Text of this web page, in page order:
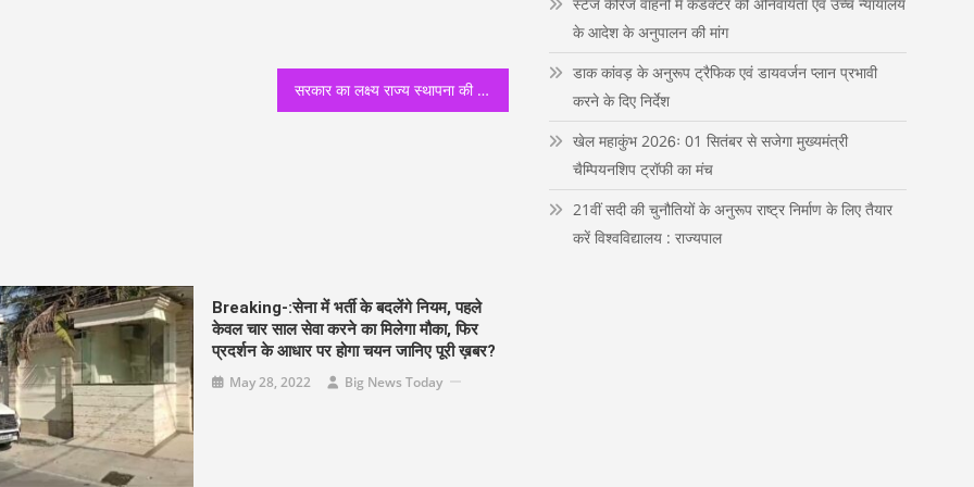
सरकार का लक्ष्य राज्य स्थापना की रजत जयंती तक उत्तराखंड को उत्कृष्ट उत्तराखंड बनाना;मुख्यमंत्री
Breaking-:सेना में भर्ती के बदलेंगे नियम, पहले
केवल चार साल सेवा करने का मिलेगा मौका, फिर
प्रदर्शन के आधार पर होगा चयन जानिए पूरी ख़बर?
May 28, 2022 Big News Today
n
के आदेश के अनुपालन की मांग
डाक कांवड़ के अनुरूप ट्रैफिक एवं डायवर्जन प्लान प्रभावी
करने के दिए निर्देश
खेल महाकुंभ 2026ः 01 सितंबर से सजेगा मुख्यमंत्री
चैम्पियनशिप ट्रॉफी का मंच
21वीं सदी की चुनौतियों के अनुरूप राष्ट्र निर्माण के लिए तैयार
करें विश्वविद्यालय : राज्यपाल